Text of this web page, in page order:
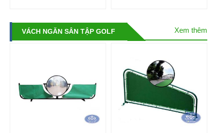
VÁCH NGĂN SÂN TẬP GOLF Xem thêm